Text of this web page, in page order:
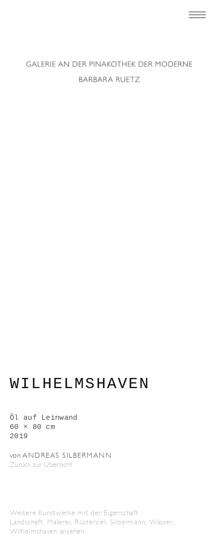
WILHELMSHAVEN
Öl auf Leinwand
60 × 80 cm
2019
vonANDREAS SILBERMANN
Zurück zur Übersicht
Weitere Kunstwerke mit der Eigenschaft
Landschaft, Malerei, Rüstersiel, Silbermann, Wasser,
Wilhelmshaven ansehen.